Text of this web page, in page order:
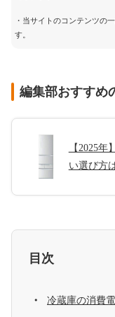
・当サイトのコンテンツの
す。
編集部おすすめ
【2025
い選び方
目次
冷蔵庫の消費